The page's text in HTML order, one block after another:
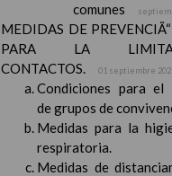
comunes
MEDIDAS DE
PARA LA
CONTACTOS.
01 septiembre
Condiciones para el
de grupos de
Medidas para la
respiratoria.
Medidas de